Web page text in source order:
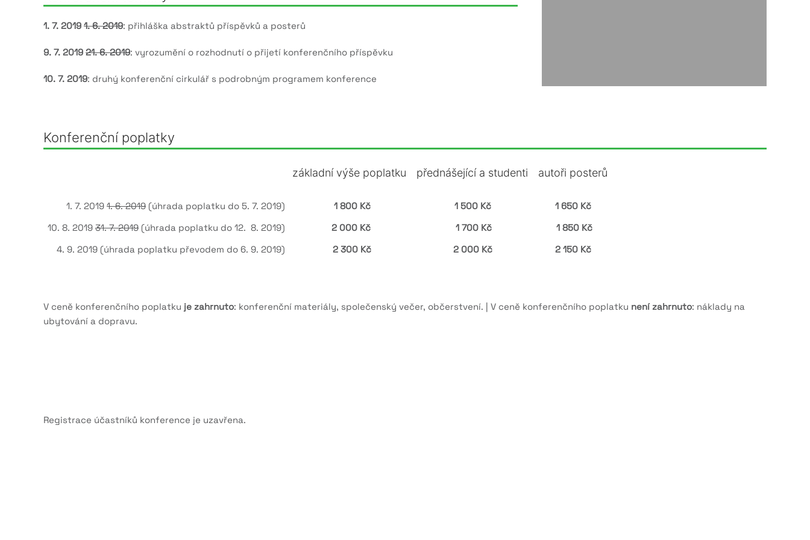
1. 7. 2019 1. 6. 2019: přihláška abstraktů příspěvků a posterů
9. 7. 2019 21. 6. 2019: vyrozumění o rozhodnutí o přijetí konferenčního příspěvku
10. 7. 2019: druhý konferenční cirkulář s podrobným programem konference
Konferenční poplatky
základní výše poplatku přednášející a studenti autoři posterů
1. 7. 2019 1. 6. 2019 (úhrada poplatku do 5. 7. 2019) 1 800 Kč 1 500 Kč
1 650 Kč
10. 8. 2019 31. 7. 2019 (úhrada poplatku do 12. 8. 2019) 2 000 Kč 1 700 Kč
1 850 Kč
4. 9. 2019 (úhrada poplatku převodem do 6. 9. 2019)
2 300 Kč 2 000 Kč 2 150 Kč
V ceně konferenčního poplatku je zahrnuto: konferenční materiály, společenský večer, občerstvení. | V ceně konferenčního poplatku není zahrnuto: náklady na
ubytování a dopravu.
Registrace účastníků konference je uzavřena.